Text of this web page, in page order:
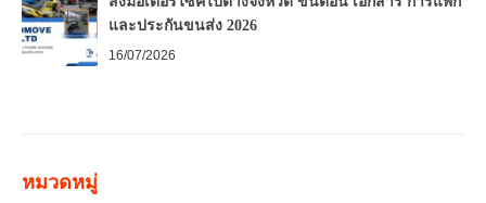
และประกันขนส่ง 2026
16/07/2026
หมวดหมู่